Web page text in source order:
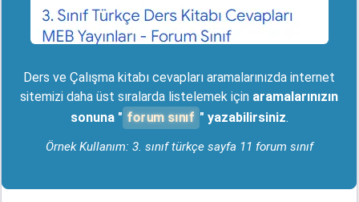
Ders ve Çalışma kitabı cevapları aramalarınızda internet
sitemizi daha üst sıralarda listelemek için aramalarınızın
sonuna " forum sınıf " yazabilirsiniz.
Örnek Kullanım: 3. sınıf türkçe sayfa 11 forum sınıf